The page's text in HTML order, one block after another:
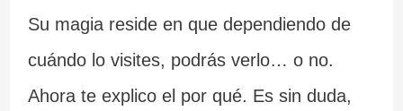
Su magia reside en que dependiendo de
cuándo lo visites, podrás verlo… o no.
Ahora te explico el por qué. Es sin duda,